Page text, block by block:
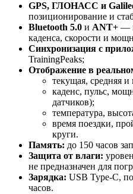
GPS, ГЛОНАСС и
позиционирование и
Bluetooth 5.0 и ANT+ —
каденса, скорости и
Синхронизация с
TrainingPeaks;
Отображение в
текущая, средняя и
каденс, пульс,
датчиков);
температура,
время поездки,
круги.
Память: до 150 часов
Защита от влаги:
не предназначен для
Зарядка: USB Type-C,
часов.